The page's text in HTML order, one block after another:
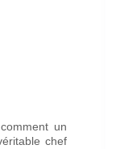
un
chef